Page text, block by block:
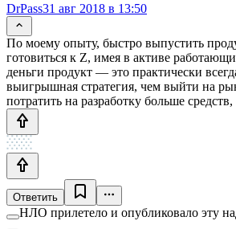
DrPass31 авг 2018 в 13:50
По моему опыту, быстро выпустить
готовиться к Z, имея в активе
деньги продукт — это практически
выигрышная стратегия, чем выйти на
потратить на разработку больше
Ответить
НЛО прилетело и опубликовало эту